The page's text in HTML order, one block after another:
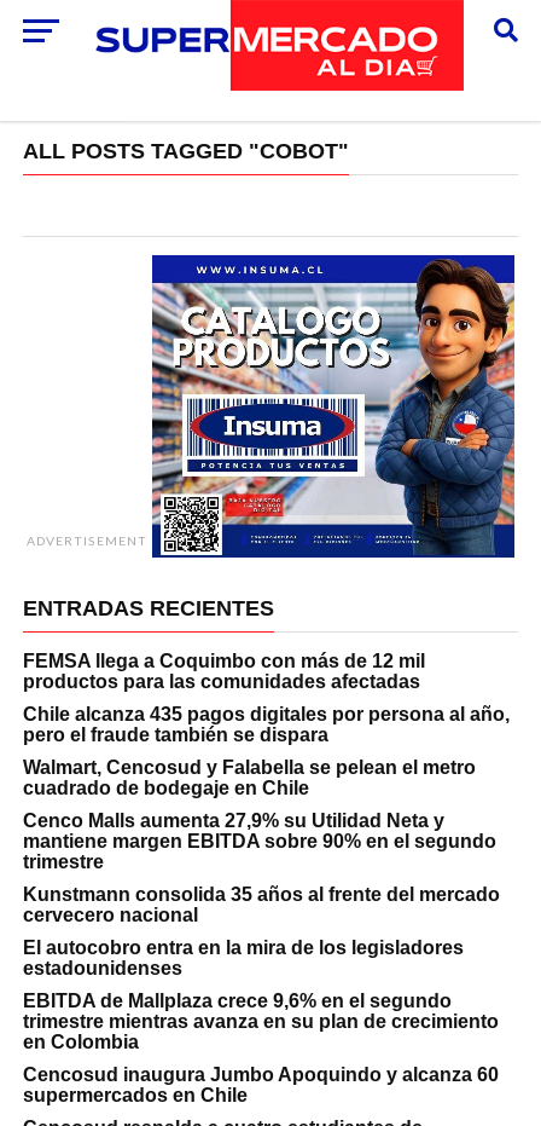
ALL POSTS TAGGED "COBOT"
ADVERTISEMENT
ENTRADAS RECIENTES
FEMSA llega a Coquimbo con más de 12 mil
productos para las comunidades afectadas
Chile alcanza 435 pagos digitales por persona al año,
pero el fraude también se dispara
Walmart, Cencosud y Falabella se pelean el metro
cuadrado de bodegaje en Chile
Cenco Malls aumenta 27,9% su Utilidad Neta y
mantiene margen EBITDA sobre 90% en el segundo
trimestre
Kunstmann consolida 35 años al frente del mercado
cervecero nacional
El autocobro entra en la mira de los legisladores
estadounidenses
EBITDA de Mallplaza crece 9,6% en el segundo
trimestre mientras avanza en su plan de crecimiento
en Colombia
Cencosud inaugura Jumbo Apoquindo y alcanza 60
supermercados en Chile